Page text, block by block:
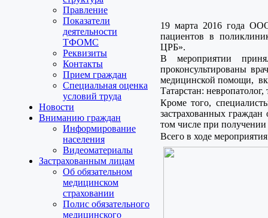
Правление
Показатели
деятельности
ТФОМС
Реквизиты
Контакты
Прием граждан
Специальная оценка
условий труда
Новости
Вниманию граждан
Информирование
населения
Видеоматериалы
Застрахованным лицам
Об обязательном
медицинском
страховании
Полис обязательного
медицинского
19 марта 2016 года
пациентов в
ЦРБ».
В мероприятии
проконсультированы
медицинской помощи,
Татарстан:
Кроме того,
застрахованных граждан
том числе при
Всего в ходе